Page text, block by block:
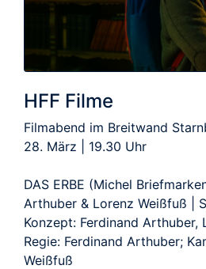
HFF Filme
Filmabend im Breitwand
28. März | 19.30 Uhr
DAS ERBE (Michel
Arthuber & Lorenz Weißfuß |
Konzept: Ferdinand Arthuber,
Regie: Ferdinand Arthuber;
Weißfuß